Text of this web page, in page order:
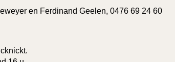
en Ferdinand Geelen, 0476 69 24 60